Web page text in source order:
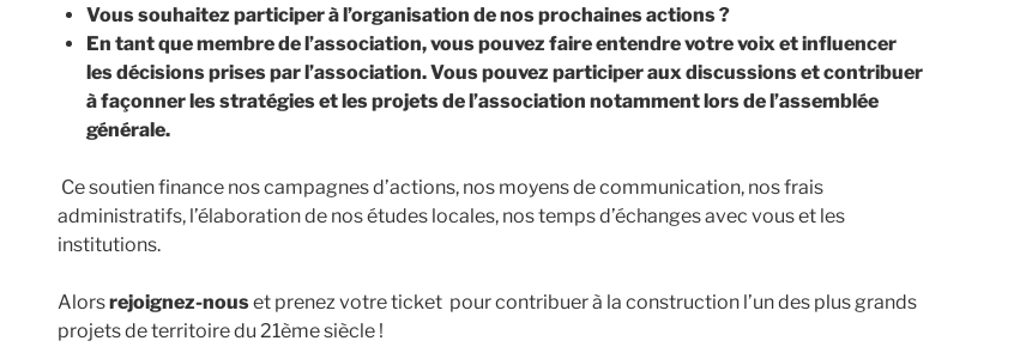
Vous souhaitez participer à l’organisation de nos prochaines actions ?
En tant que membre de l’association, vous pouvez faire entendre votre voix et influencer
les décisions prises par l’association. Vous pouvez participer aux discussions et contribuer
à façonner les stratégies et les projets de l’association notamment lors de l’assemblée
générale.
Ce soutien finance nos campagnes d’actions, nos moyens de communication, nos frais
administratifs, l’élaboration de nos études locales, nos temps d’échanges avec vous et les
institutions.
Alorsrejoignez-nouset prenez votre ticket pour contribuer à la construction l’un des plus grands
projets de territoire du 21ème siècle !